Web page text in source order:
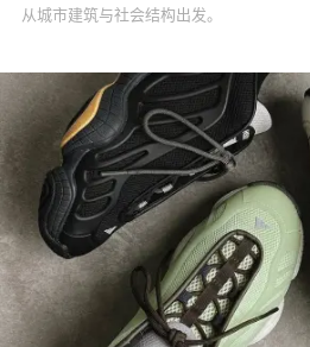
从城市建筑与社会结构出发。